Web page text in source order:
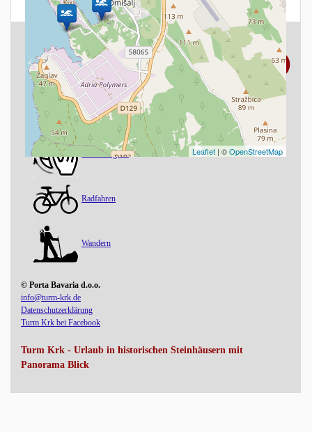
Leaflet | ©OpenStreetMap
Familie
Hund
Nachhaltigkeit
Radfahren
Wandern
© Porta Bavaria d.o.o.
info@turm-krk.de
Datenschutzerklärung
Turm Krk bei Facebook
Turm Krk - Urlaub in historischen Steinhäusern mit
Panorama Blick